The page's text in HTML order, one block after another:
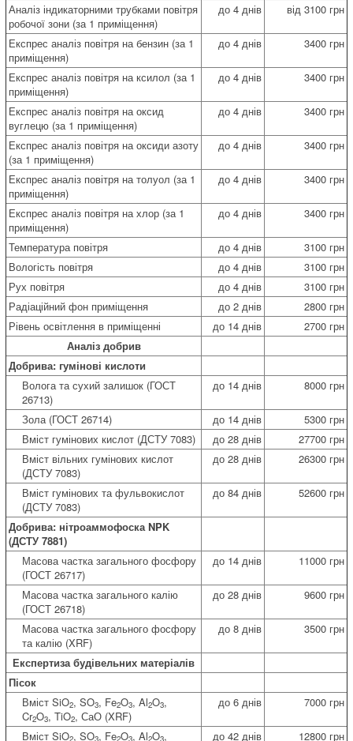
Аналіз індикаторними трубками повітря
робочої зони (за 1 приміщення)
до 4 днів від 3100 грн
Експрес аналіз повітря на бензин (за 1
приміщення)
до 4 днів 3400 грн
Експрес аналіз повітря на ксилол (за 1
приміщення)
до 4 днів 3400 грн
Експрес аналіз повітря на оксид
вуглецю (за 1 приміщення)
до 4 днів 3400 грн
Експрес аналіз повітря на оксиди азоту
(за 1 приміщення)
до 4 днів 3400 грн
Експрес аналіз повітря на толуол (за 1
приміщення)
до 4 днів 3400 грн
Експрес аналіз повітря на хлор (за 1
приміщення)
до 4 днів 3400 грн
Температура повітря до 4 днів
3100 грн
Вологість повітря
до 4 днів
3100 грн
Рух повітря
до 4 днів
3100 грн
Радіаційний фон приміщення
до 2 днів
2800 грн
Рівень освітлення в приміщенні
до 14 днів
2700 грн
Аналіз добрив
Добрива: гумінові кислоти
Волога та сухий залишок (ГОСТ
26713)
до 14 днів 8000 грн
Зола (ГОСТ 26714) до 14 днів
5300 грн
Вміст гумінових кислот (ДСТУ 7083)
до 28 днів
27700 грн
Вміст вільних гумінових кислот
(ДСТУ 7083)
до 28 днів 26300 грн
Вміст гумінових та фульвокислот
(ДСТУ 7083)
до 84 днів 52600 грн
Добрива: нітроаммофоска NPK
(ДСТУ 7881)
Масова частка загального фосфору
(ГОСТ 26717)
до 14 днів 11000 грн
Масова частка загального калію
(ГОСТ 26718)
до 28 днів 9600 грн
Масова частка загального фосфору
та калію (XRF)
до 8 днів 3500 грн
Експертиза будівельних матеріалів
Пісок
Вміст SiO2, SO3, Fe2O3, Al2O3,
Cr2O3, TiO2, СаО (XRF)
до 6 днів 7000 грн
Вміст SiO , SO , Fe O , Al O , до 42 днів 12800 грн